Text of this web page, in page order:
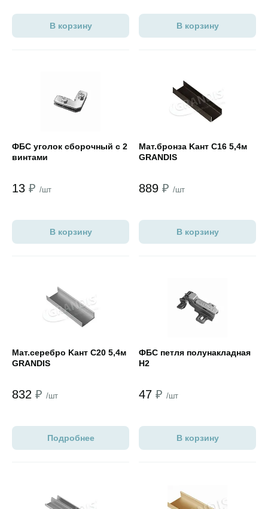
В корзину В корзину
ФБС уголок сборочный с 2
винтами
13 ₽ /шт
В корзину
Мат.бронза Kант С16 5,4м
GRANDIS
889 ₽ /шт
В корзину
Мат.cеребро Kант С20 5,4м
GRANDIS
832 ₽ /шт
Подробнее
ФБС петля полунакладная
Н2
47 ₽ /шт
В корзину
Открыть товар